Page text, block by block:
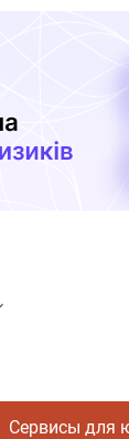
Сервисы для